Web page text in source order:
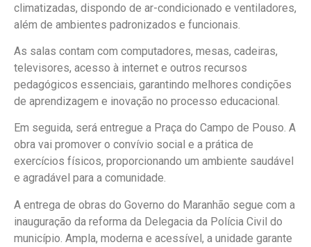
climatizadas, dispondo de ar-condicionado e ventiladores,
além de ambientes padronizados e funcionais.
As salas contam com computadores, mesas, cadeiras,
televisores, acesso à internet e outros recursos
pedagógicos essenciais, garantindo melhores condições
de aprendizagem e inovação no processo educacional.
Em seguida, será entregue a Praça do Campo de Pouso. A
obra vai promover o convívio social e a prática de
exercícios físicos, proporcionando um ambiente saudável
e agradável para a comunidade.
A entrega de obras do Governo do Maranhão segue com a
inauguração da reforma da Delegacia da Polícia Civil do
município. Ampla, moderna e acessível, a unidade garante